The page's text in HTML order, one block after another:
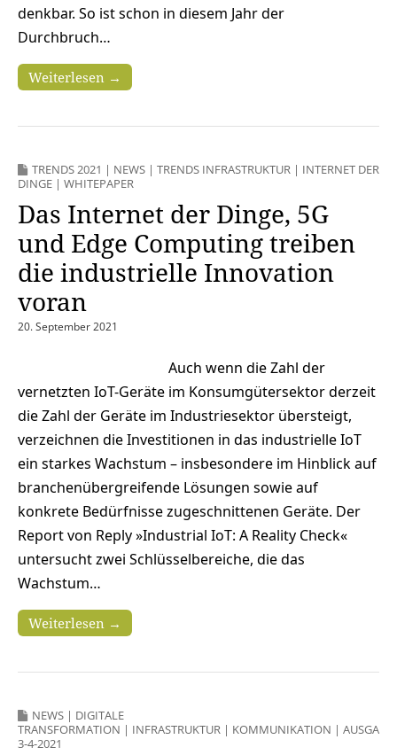
denkbar. So ist schon in diesem Jahr der
Durchbruch…
Weiterlesen →
TRENDS 2021 | NEWS | TRENDS INFRASTRUKTUR | INTERNET DER
DINGE | WHITEPAPER
Das Internet der Dinge, 5G
und Edge Computing treiben
die industrielle Innovation
voran
20. September 2021
Auch wenn die Zahl der
vernetzten IoT-Geräte im Konsumgütersektor derzeit
die Zahl der Geräte im Industriesektor übersteigt,
verzeichnen die Investitionen in das industrielle IoT
ein starkes Wachstum – insbesondere im Hinblick auf
branchenübergreifende Lösungen sowie auf
konkrete Bedürfnisse zugeschnittenen Geräte. Der
Report von Reply »Industrial IoT: A Reality Check«
untersucht zwei Schlüsselbereiche, die das
Wachstum…
Weiterlesen →
NEWS | DIGITALE
TRANSFORMATION | INFRASTRUKTUR | KOMMUNIKATION | AUSGABE
3-4-2021